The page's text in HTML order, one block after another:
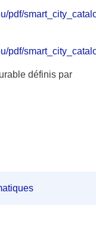
pdf/
pdf/
définis par